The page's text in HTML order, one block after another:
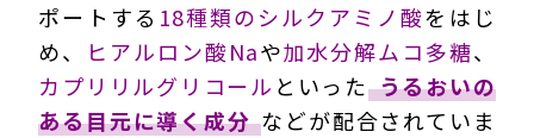
ポートする 18種類のシルクアミノ酸をはじ
め、
ヒアルロン酸Naや加水分解ムコ多糖、
カプリリルグリコール といった うるおいの
ある目元に導く成分 などが配合されていま